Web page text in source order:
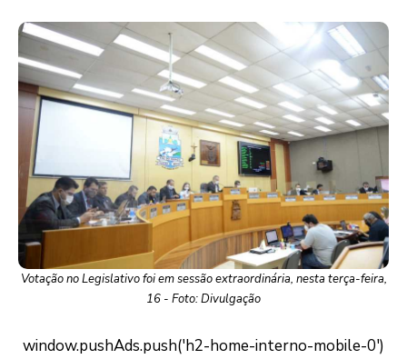
Votação no Legislativo foi em sessão extraordinária, nesta terça-feira,
16 - Foto: Divulgação